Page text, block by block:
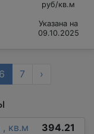
руб/кв.м
Указана на
09.10.2025
6 7 ›
, кв.м 394.21